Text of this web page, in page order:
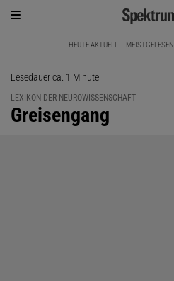
HEUTE AKTUELL MEISTGELESEN
Lesedauer ca. 1 Minute
LEXIKON DER NEUROWISSENSCHAFT
:
Greisengang